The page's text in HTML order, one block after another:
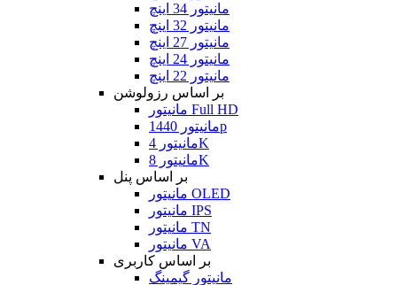
مانیتور 34 اینچ
مانیتور 32 اینچ
مانیتور 27 اینچ
مانیتور 24 اینچ
مانیتور 22 اینچ
بر اساس رزولوشن
مانیتور Full HD
مانیتور 1440p
مانیتور 4K
مانیتور 8K
بر اساس پنل
مانیتور OLED
مانیتور IPS
مانیتور TN
مانیتور VA
بر اساس کاربری
مانیتور گیمینگ